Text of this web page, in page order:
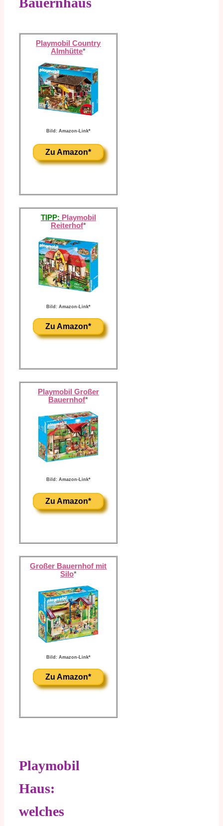
Playmobil Country
Almhütte*
Bild: Amazon-Link*
Zu Amazon*
TIPP: Playmobil
Reiterhof*
Bild: Amazon-Link*
Zu Amazon*
Playmobil Großer
Bauernhof*
Bild: Amazon-Link*
Zu Amazon*
Großer Bauernhof mit
Silo*
Bild: Amazon-Link*
Zu Amazon*
Playmobil
Haus:
welches